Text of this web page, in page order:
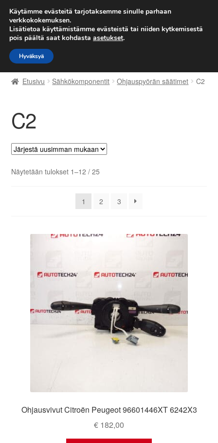
TOIMITUS alkaen 7 EUR
Siirry
navigointiin
Siirry
sisältöön
Etusivu
Kärry
Käyttöehdot
Kuljetus
Maailmanlaajuinen toimitus
Reklamaatiomenettely
Tietosuojakäytäntö
Etusivu Sähkökomponentit Ohjauspyörän säätimet C2
C2
Näytetään tulokset 1–12 / 25Sorted
1
2 3
Ohjausvivut Citroën Peugeot 96601446XT 6242X3
€ 182,00
Käytämme evästeitä tarjotaksemme sinulle parhaan
verkkokokemuksen.
Lisätietoa käyttämistämme evästeistä tai niiden kytkemisestä
pois päältä saat kohdasta asetukset.
Hyväksyä